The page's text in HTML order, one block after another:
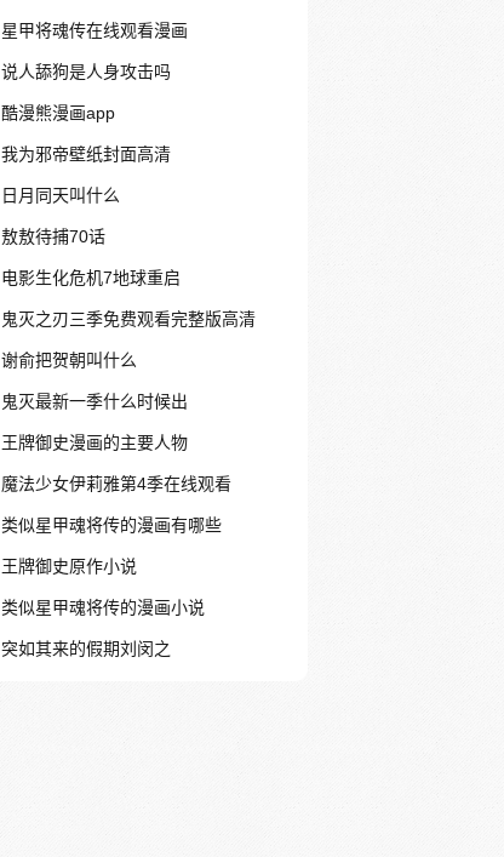
星甲将魂传在线观看漫画
说人舔狗是人身攻击吗
酷漫熊漫画app
我为邪帝壁纸封面高清
日月同天叫什么
敖敖待捕70话
电影生化危机7地球重启
鬼灭之刃三季免费观看完整版高清
谢俞把贺朝叫什么
鬼灭最新一季什么时候出
王牌御史漫画的主要人物
魔法少女伊莉雅第4季在线观看
类似星甲魂将传的漫画有哪些
王牌御史原作小说
类似星甲魂将传的漫画小说
突如其来的假期刘闵之